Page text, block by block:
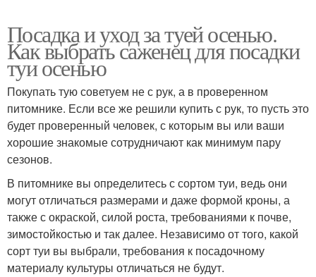
Посадка и уход за туей осенью.
Как выбрать саженец для посадки
туи осенью
Покупать тую советуем не с рук, а в проверенном
питомнике. Если все же решили купить с рук, то пусть это
будет проверенный человек, с которым вы или ваши
хорошие знакомые сотрудничают как минимум пару
сезонов.
В питомнике вы определитесь с сортом туи, ведь они
могут отличаться размерами и даже формой кроны, а
также с окраской, силой роста, требованиями к почве,
зимостойкостью и так далее. Независимо от того, какой
сорт туи вы выбрали, требования к посадочному
материалу культуры отличаться не будут.